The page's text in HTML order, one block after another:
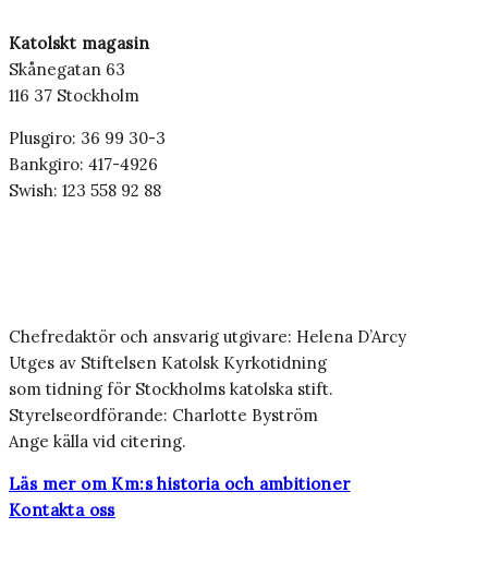
Katolskt magasin
Skånegatan 63
116 37 Stockholm
Plusgiro: 36 99 30-3
Bankgiro: 417-4926
Swish: 123 558 92 88
Chefredaktör och ansvarig utgivare: Helena D’Arcy
Utges av Stiftelsen Katolsk Kyrkotidning
som tidning för Stockholms katolska stift.
Styrelseordförande: Charlotte Byström
Ange källa vid citering.
Läs mer om Km:s historia och ambitioner
Kontakta oss